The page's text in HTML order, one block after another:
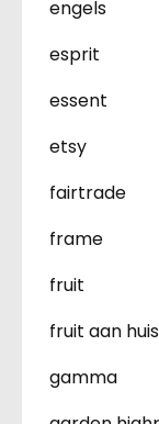
engels
esprit
essent
etsy
fairtrade
frame
fruit
fruit aan huis
gamma